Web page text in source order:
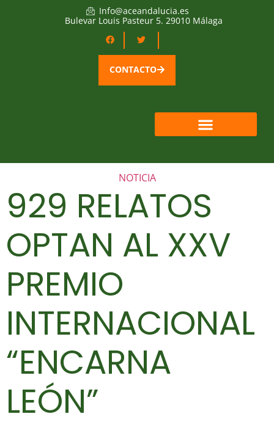
Info@aceandalucia.es
Bulevar Louis Pasteur 5. 29010 Málaga
CONTACTO
NOTICIA
929 RELATOS
OPTAN AL XXV
PREMIO
INTERNACIONAL
“ENCARNA
LEÓN”